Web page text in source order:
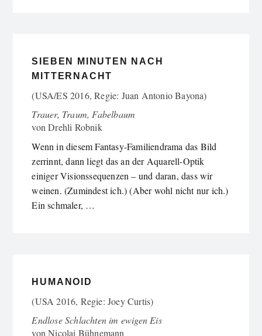
SIEBEN MINUTEN NACH
MITTERNACHT
(USA/ES 2016, Regie: Juan Antonio Bayona)
Trauer, Traum, Fabelbaum
vonDrehli Robnik
Wenn in diesem Fantasy-Familiendrama das Bild
zerrinnt, dann liegt das an der Aquarell-Optik
einiger Visionssequenzen – und daran, dass wir
weinen. (Zumindest ich.) (Aber wohl nicht nur ich.)
Ein schmaler, …
HUMANOID
(USA 2016, Regie: Joey Curtis)
Endlose Schlachten im ewigen Eis
vonNicolai Bühnemann